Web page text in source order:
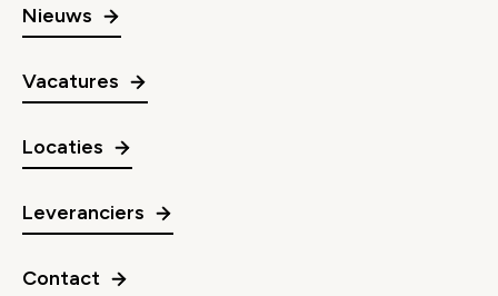
Nieuws
Vacatures
Locaties
Leveranciers
Contact